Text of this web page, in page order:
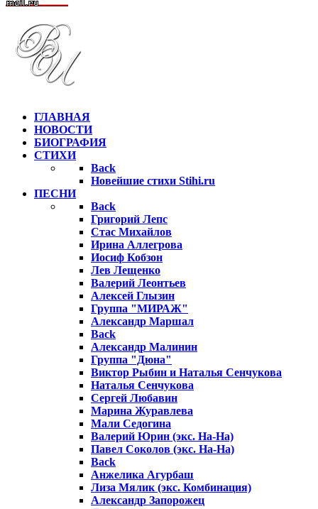
ГЛАВНАЯ
НОВОСТИ
БИОГРАФИЯ
СТИХИ
Back
Новейшие стихи Stihi.ru
ПЕСНИ
Back
Григорий Лепс
Стас Михайлов
Ирина Аллегрова
Иосиф Кобзон
Лев Лещенко
Валерий Леонтьев
Алексей Глызин
Группа "МИРАЖ"
Александр Маршал
Back
Александр Малинин
Группа "Дюна"
Виктор Рыбин и Наталья Сенчукова
Наталья Сенчукова
Сергей Любавин
Марина Журавлева
Мали Седогина
Валерий Юрин (экс. На-На)
Павел Соколов (экс. На-На)
Back
Анжелика Агурбаш
Лиза Мялик (экс. Комбинация)
Александр Запорожец